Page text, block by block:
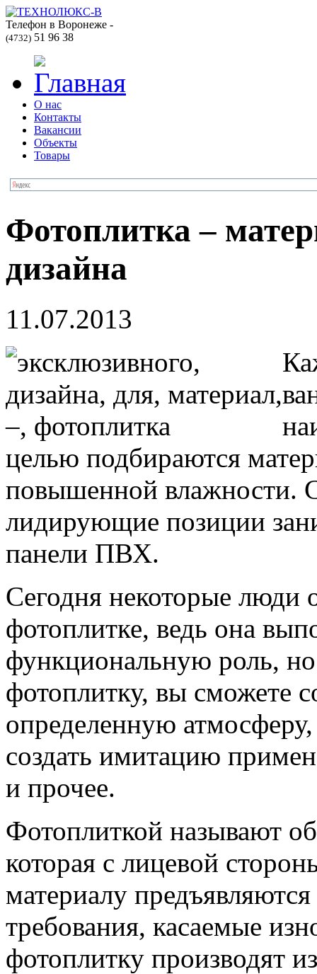
Телефон в Воронеже -
(4732) 51 96 38
О нас
Контакты
Вакансии
Объекты
Товары
Фотоплитка –
дизайна
11.07.2013
целью подбираются
повышенной влажности.
лидирующие позиции
панели ПВХ.
Сегодня некоторые люди
фотоплитке, ведь она
функциональную роль,
фотоплитку, вы сможете
определенную
создать имитацию
и прочее.
Фотоплиткой называют
которая с лицевой
материалу
требования, касаемые
фотоплитку производят